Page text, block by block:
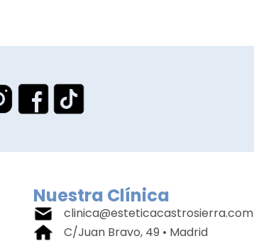
Nuestra Clínica
clinica@esteticacastrosierra.com
C/Juan Bravo, 49 • Madrid